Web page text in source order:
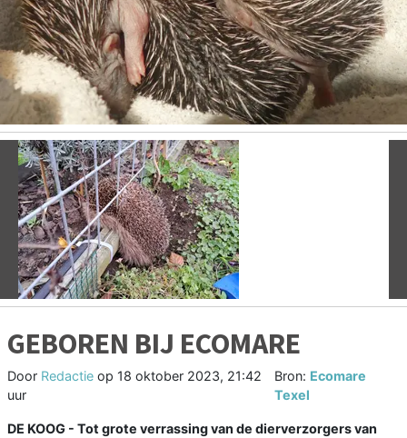
Vorige
GEBOREN BIJ ECOMARE
Door Redactie op 18 oktober 2023, 21:42
uur
Bron: Ecomare
Texel
DE KOOG - Tot grote verrassing van de dierverzorgers van